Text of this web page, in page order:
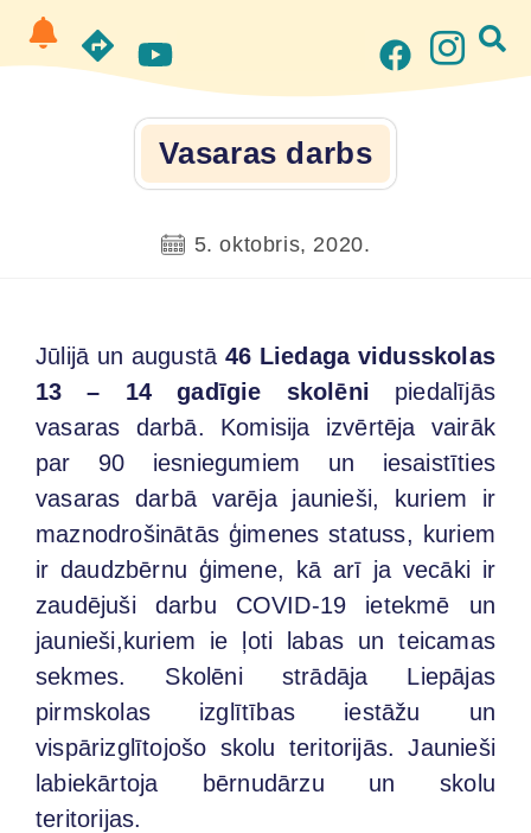
Vasaras darbs
5. oktobris, 2020.
Jūlijā un augustā 46 Liedaga vidusskolas
13 – 14 gadīgie
skolēni piedalījās
vasaras darbā. Komisija izvērtēja vairāk
par 90 iesniegumiem un iesaistīties
vasaras darbā varēja jaunieši, kuriem ir
maznodrošinātās ģimenes statuss, kuriem
ir daudzbērnu ģimene, kā arī ja vecāki ir
zaudējuši darbu COVID-19 ietekmē un
jaunieši,kuriem ie ļoti labas un teicamas
sekmes. Skolēni strādāja Liepājas
pirmskolas izglītības iestāžu un
vispārizglītojošo skolu teritorijās. Jaunieši
labiekārtoja bērnudārzu un skolu
teritorijas.